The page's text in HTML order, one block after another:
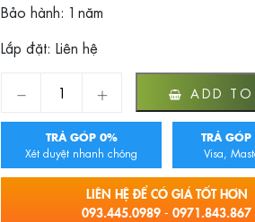
Bảo hành: 1 năm
Lắp đặt: Liên hệ
Giàn sấy khăn tắm khăn mặt màuADD TO
TRẢ GÓP 0%
Xét duyệt nhanh chóng
TRẢ GÓP
Visa,
LIÊN HỆ ĐỂ CÓ GIÁ TỐT HƠN
093.445.0989 - 0971.843.867